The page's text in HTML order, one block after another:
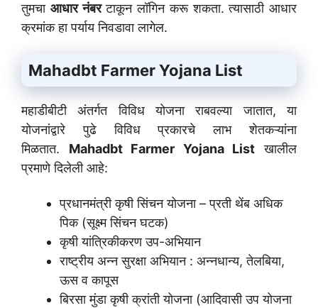
तुमचा आधार नंबरटाकून लॉगिन करू शकता. त्यासाठी आधार
क्रमांक हा पर्याय निवडावा लागेल.
Mahadbt Farmer Yojana List
महाडीबीटी अंतर्गत विविध योजना राबवल्या जातात, या
योजनांद्वारे पुढे विविध प्रकारचे लाभ शेतकऱ्यांना
मिळतात. Mahadbt Farmer Yojana List खालील
प्रमाणे दिलेली आहे:
प्रधानमंत्री कृषी सिंचन योजना – प्रती थेंब अधिक
पिक (सूक्ष्म सिंचन घटक)
कृषी यांत्रिकीकरण उप-अभियान
राष्ट्रीय अन्न सुरक्षा अभियान : अन्नधान्य, तेलबिया,
ऊस व कापूस
बिरसा मुंडा कृषी क्रांती योजना (आदिवासी उप योजना